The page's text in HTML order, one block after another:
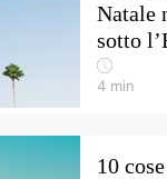
Natale
sotto
4 min
10